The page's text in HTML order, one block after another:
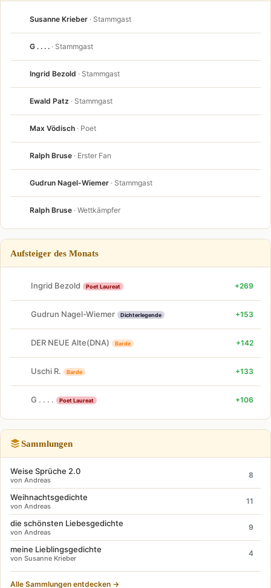
Susanne Krieber · Stammgast
G . . . . · Stammgast
Ingrid Bezold · Stammgast
Ewald Patz · Stammgast
Max Vödisch · Poet
Ralph Bruse · Erster Fan
Gudrun Nagel-Wiemer · Stammgast
Ralph Bruse · Wettkämpfer
Aufsteiger des Monats
Ingrid Bezold Poet Laureat +269
Gudrun Nagel-Wiemer Dichterlegende +153
DER NEUE Alte(DNA) Barde +142
Uschi R. Barde +133
G . . . . Poet Laureat +106
Sammlungen
Weise Sprüche 2.0
von Andreas
8
Weihnachtsgedichte
von Andreas
11
die schönsten Liebesgedichte
von Andreas
9
meine Lieblingsgedichte
von Susanne Krieber
4
Alle Sammlungen entdecken →